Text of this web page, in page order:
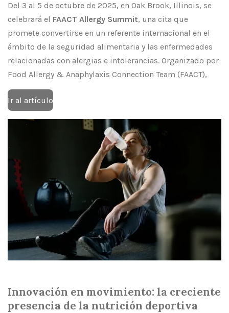
Del 3 al 5 de octubre de 2025, en Oak Brook, Illinois, se
celebrará el FAACT Allergy Summit, una cita que
promete convertirse en un referente internacional en el
ámbito de la seguridad alimentaria y las enfermedades
relacionadas con alergias e intolerancias. Organizado por
Food Allergy & Anaphylaxis Connection Team (FAACT),
Ir al artículo
Innovación en movimiento: la creciente
presencia de la nutrición deportiva